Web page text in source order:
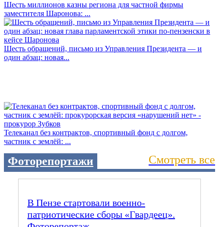
Шесть миллионов казны региона для частной фирмы
заместителя Шаронова: ...
Шесть обращений, письмо из Управления Президента — и
один абзац: новая...
Телеканал без контрактов, спортивный фонд с долгом,
частник с землёй: ...
Фоторепортажи Смотреть все
В Пензе стартовали военно-
патриотические сборы «Гвардеец».